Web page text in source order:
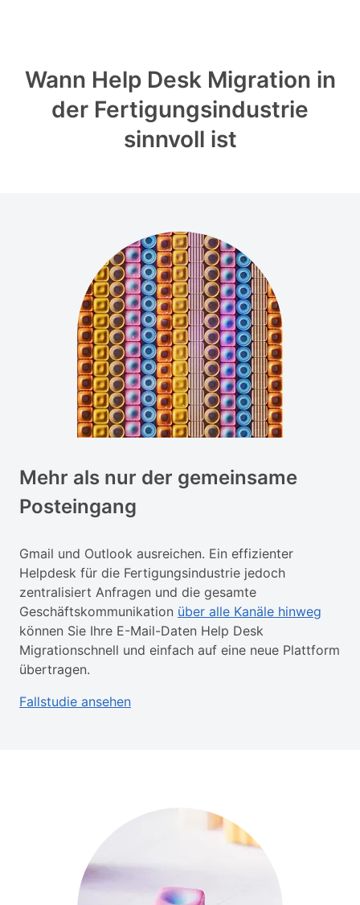
Wann Help Desk Migration in
der Fertigungsindustrie
sinnvoll ist
Mehr als nur der gemeinsame
Posteingang
Gmail und Outlook ausreichen. Ein effizienter
Helpdesk für die Fertigungsindustrie jedoch
zentralisiert Anfragen und die gesamte
Geschäftskommunikation über alle Kanäle hinweg
können Sie Ihre E-Mail-Daten Help Desk
Migrationschnell und einfach auf eine neue Plattform
übertragen.
Fallstudie ansehen